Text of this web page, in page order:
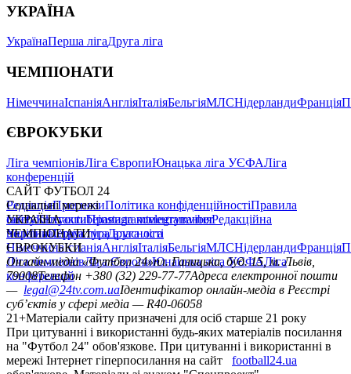
УКРАЇНА
УкраїнаПерша лігаДруга ліга
ЧЕМПІОНАТИ
НімеччинаІспаніяАнгліяІталіяБельгіяМЛСНідерландиФранція
ЄВРОКУБКИ
Ліга чемпіонівЛіга ЄвропиЮнацька ліга УЄФАЛіга
конференцій
САЙТ ФУТБОЛ 24
РедакціяПрогнозиПолітика конфіденційностіПравила
сайтуКонтактиПравила коментуванняРедакційна
політикаСтруктура власності
Соціальні мережі
facebookxyoutubeinstagramtelegramviber
УКРАЇНА
УкраїнаПерша лігаДруга ліга
ЧЕМПІОНАТИ
НімеччинаІспаніяАнгліяІталіяБельгіяМЛСНідерландиФранція
ЄВРОКУБКИ
Ліга чемпіонівЛіга ЄвропиЮнацька ліга УЄФАЛіга
конференцій
Онлайн-медіа «Футбол 24»пл. Галицька, буд. 15, м. Львів,
79008Телефон +380 (32) 229-77-77Адреса електронної пошти
— legal@24tv.com.uaІдентифікатор онлайн-медіа в Реєстрі
суб’єктів у сфері медіа — R40-06058
21+Матеріали сайту призначені для осіб старше 21 року
При цитуванні і використанні будь-яких матеріалів посилання
на "Футбол 24" обов'язкове. При цитуванні і використанні в
мережі Інтернет гіперпосилання на сайт
football24.ua